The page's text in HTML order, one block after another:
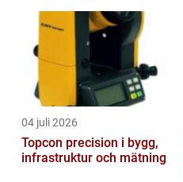
i solen
04 juli 2026
Topcon precision i bygg,
infrastruktur och mätning